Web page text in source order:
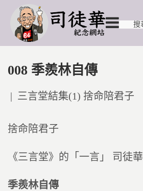
008 季羨林自傳
Posted
三言堂結集(1) 捨命陪君子
捨命陪君子
《三言堂》的「一言」 司徒華
季羨林自傳